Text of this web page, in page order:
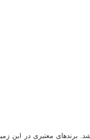
برندهای معتبری در این